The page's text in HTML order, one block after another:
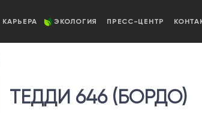
КАРЬЕРА ЭКОЛОГИЯ ПРЕСС-ЦЕНТР
ТЕДДИ 646 (БОРДО)